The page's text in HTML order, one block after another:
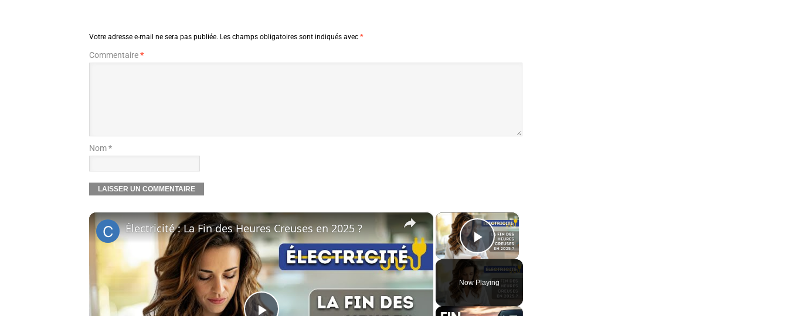
Votre adresse e-mail ne sera pas publiée. Les champs obligatoires sont indiqués avec *
Commentaire*
Nom *
×
Play Video
Now Playing
×
Électricité : La Fin des Heures Creuses en 2025 ?